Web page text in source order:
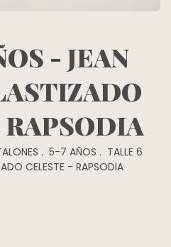
- JEAN
. 5-7 AÑOS . TALLE 6
CELESTE - RAPSODIA